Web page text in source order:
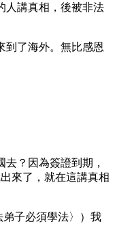
人講真相，後被非法
到了海外。無比感恩
？因為簽證到期，
來了，就在這講真相
子必須學法〉）我